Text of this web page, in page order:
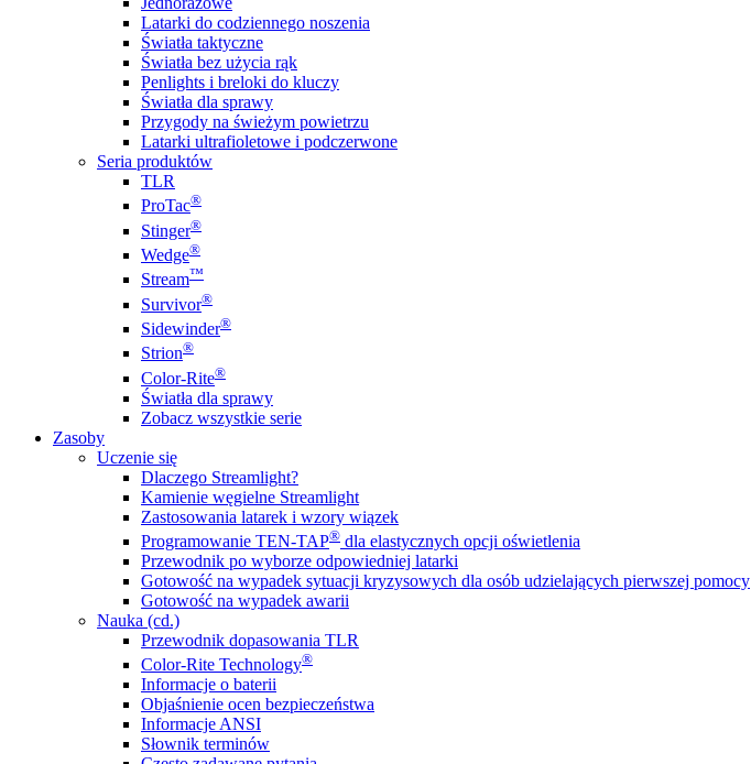
Latarki do codziennego noszenia
Światła taktyczne
Światła bez użycia rąk
Penlights i breloki do kluczy
Światła dla sprawy
Przygody na świeżym powietrzu
Latarki ultrafioletowe i podczerwone
Seria produktów
TLR
ProTac®
Stinger®
Wedge®
Stream™
Survivor®
Sidewinder®
Strion®
Color-Rite®
Światła dla sprawy
Zobacz wszystkie serie
Zasoby
Uczenie się
Dlaczego Streamlight?
Kamienie węgielne Streamlight
Zastosowania latarek i wzory wiązek
Programowanie TEN-TAP® dla elastycznych opcji oświetlenia
Przewodnik po wyborze odpowiedniej latarki
Gotowość na wypadek sytuacji kryzysowych dla osób udzielających pierwszej pomocy
Gotowość na wypadek awarii
Nauka (cd.)
Przewodnik dopasowania TLR
Color-Rite Technology®
Informacje o baterii
Objaśnienie ocen bezpieczeństwa
Informacje ANSI
Słownik terminów